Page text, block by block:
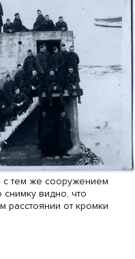
с тем же сооружением
видно, что
расстоянии от кромки